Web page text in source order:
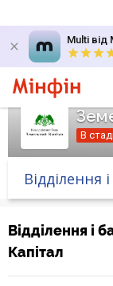
Multi від
В
Банк у
Відділення
Відділення і
Капітал